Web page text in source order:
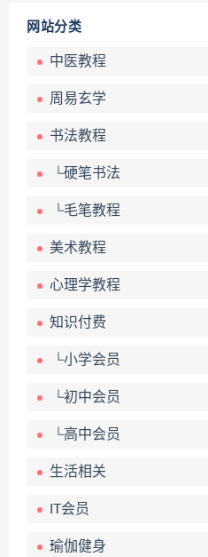
网站分类
中医教程
周易玄学
书法教程
└硬笔书法
└毛笔教程
美术教程
心理学教程
知识付费
└小学会员
└初中会员
└高中会员
生活相关
IT会员
瑜伽健身